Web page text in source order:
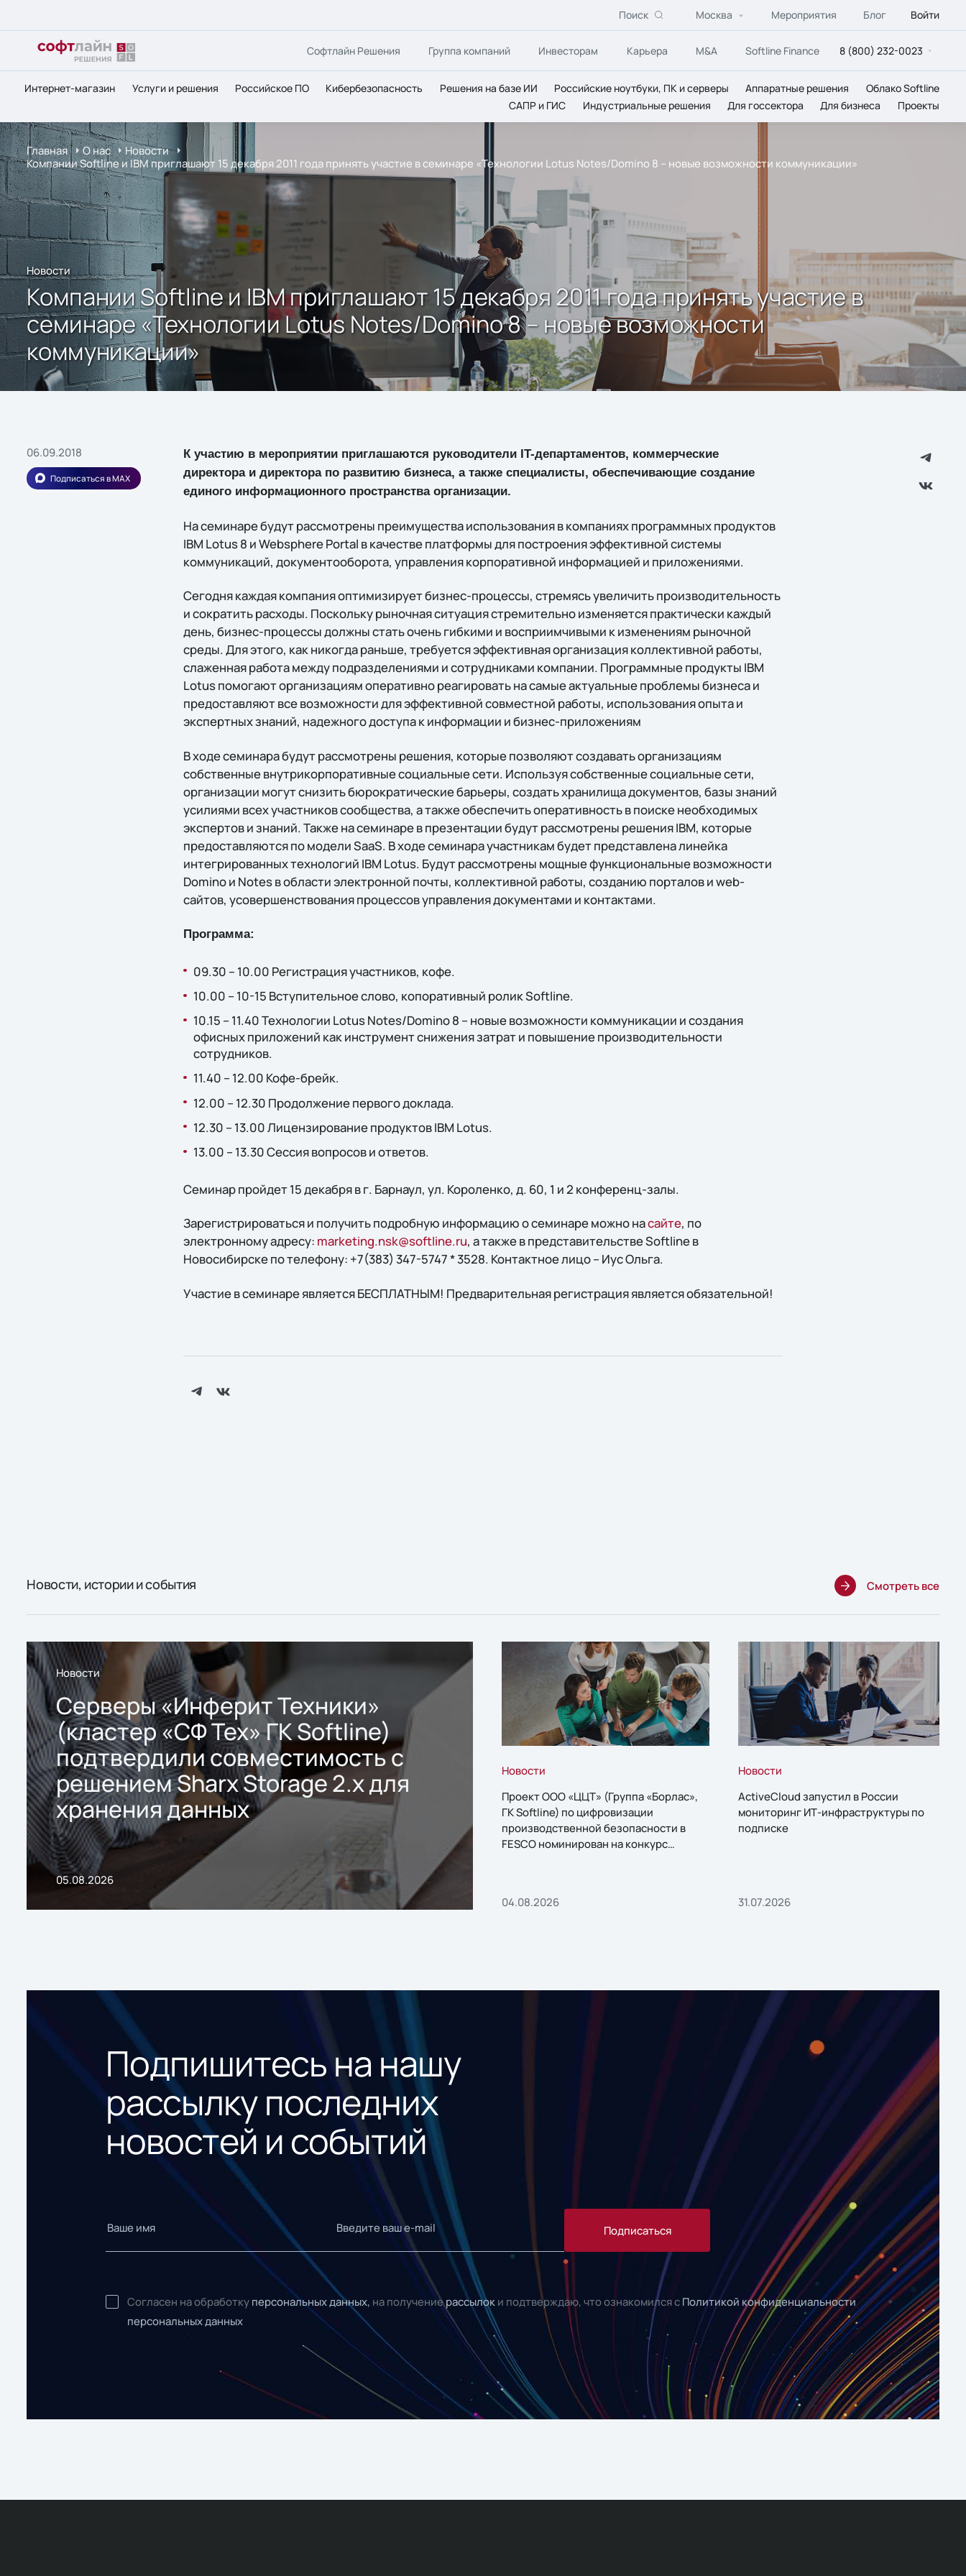
Поиск Москва Мероприятия Блог Войти
Софтлайн Решения Группа компаний Инвесторам Карьера M&A Softline Finance 8 (800) 232-0023
Интернет-магазин Услуги и решения Российское ПО Кибербезопасность Решения на базе ИИ Российские ноутбуки, ПК и серверы Аппаратные решения
Облако Softline
САПР и ГИС
Индустриальные решения Для госсектора Для бизнеса Проекты
Главная О нас
Новости
Компании Softline и IBM приглашают 15 декабря 2011 года принять участие в семинаре «Технологии Lotus Notes/Domino 8 – новые возможности коммуникации»
Новости
Компании Softline и IBM приглашают 15 декабря 2011 года принять участие в
семинаре «Технологии Lotus Notes/Domino 8 – новые возможности
коммуникации»
06.09.2018
Подписаться в MAX
К участию в мероприятии приглашаются руководители IT-департаментов, коммерческие
директора и директора по развитию бизнеса, а также специалисты, обеспечивающие создание
единого информационного пространства организации.
На семинаре будут рассмотрены преимущества использования в компаниях программных продуктов
IBM Lotus 8 и Websphere Portal в качестве платформы для построения эффективной системы
коммуникаций, документооборота, управления корпоративной информацией и приложениями.
Сегодня каждая компания оптимизирует бизнес-процессы, стремясь увеличить производительность
и сократить расходы. Поскольку рыночная ситуация стремительно изменяется практически каждый
день, бизнес-процессы должны стать очень гибкими и восприимчивыми к изменениям рыночной
среды. Для этого, как никогда раньше, требуется эффективная организация коллективной работы,
слаженная работа между подразделениями и сотрудниками компании. Программные продукты IBM
Lotus помогают организациям оперативно реагировать на самые актуальные проблемы бизнеса и
предоставляют все возможности для эффективной совместной работы, использования опыта и
экспертных знаний, надежного доступа к информации и бизнес-приложениям
В ходе семинара будут рассмотрены решения, которые позволяют создавать организациям
собственные внутрикорпоративные социальные сети. Используя собственные социальные сети,
организации могут снизить бюрократические барьеры, создать хранилища документов, базы знаний
усилиями всех участников сообщества, а также обеспечить оперативность в поиске необходимых
экспертов и знаний. Также на семинаре в презентации будут рассмотрены решения IBM, которые
предоставляются по модели SaaS. В ходе семинара участникам будет представлена линейка
интегрированных технологий IBM Lotus. Будут рассмотрены мощные функциональные возможности
Domino и Notes в области электронной почты, коллективной работы, созданию порталов и web-
сайтов, усовершенствования процессов управления документами и контактами.
Программа:
09.30 – 10.00 Регистрация участников, кофе.
10.00 – 10-15 Вступительное слово, копоративный ролик Softline.
10.15 – 11.40 Технологии Lotus Notes/Domino 8 – новые возможности коммуникации и создания
офисных приложений как инструмент снижения затрат и повышение производительности
сотрудников.
11.40 – 12.00 Кофе-брейк.
12.00 – 12.30 Продолжение первого доклада.
12.30 – 13.00 Лицензирование продуктов IBM Lotus.
13.00 – 13.30 Сессия вопросов и ответов.
Семинар пройдет 15 декабря в г. Барнаул, ул. Короленко, д. 60, 1 и 2 конференц-залы.
Зарегистрироваться и получить подробную информацию о семинаре можно насайте, по
электронному адресу: marketing.nsk@softline.ru, а также в представительстве Softline в
Новосибирске по телефону: +7(383) 347-5747 * 3528. Контактное лицо – Иус Ольга.
Участие в семинаре является БЕСПЛАТНЫМ! Предварительная регистрация является обязательной!
Новости, истории и события Смотреть все
Новости
Серверы «Инферит Техники»
(кластер «СФ Тех» ГК Softline)
подтвердили совместимость с
решением Sharx Storage 2.x для
хранения данных
05.08.2026
Новости
Проект ООО «ЦЦТ» (Группа «Борлас»,
ГК Softline) по цифровизации
производственной безопасности в
FESCO номинирован на конкурс
04.08.2026
Новости
ActiveCloud запустил в России
мониторинг ИТ-инфраструктуры по
подписке
31.07.2026
Подпишитесь на нашу
рассылку последних
новостей и событий
Подписаться
Согласен на обработку персональных данных, на получениерассылок и подтверждаю, что ознакомился с Политикой конфиденциальности
персональных данных